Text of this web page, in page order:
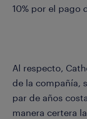
10% por el pago
Al respecto,
de la compañía,
par de años
manera certera